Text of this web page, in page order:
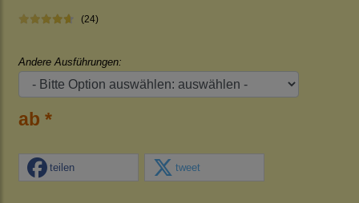
(24)
Andere Ausführungen:
ab *
teilen tweet